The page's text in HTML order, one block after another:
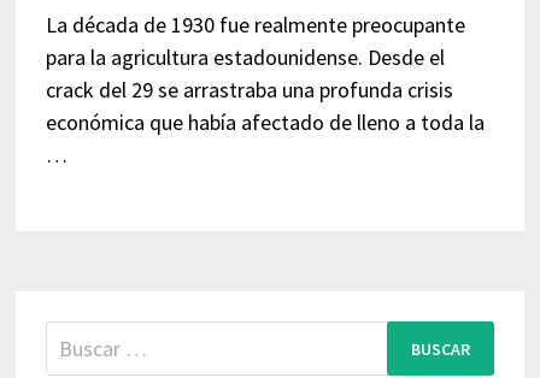
La década de 1930 fue realmente preocupante
para la agricultura estadounidense. Desde el
crack del 29 se arrastraba una profunda crisis
económica que había afectado de lleno a toda la
…
Buscar: